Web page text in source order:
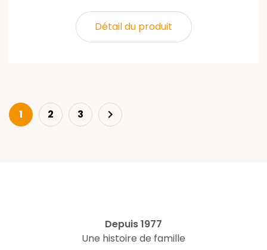
Détail du produit
1 2 3 Next

Depuis 1977
Une histoire de famille